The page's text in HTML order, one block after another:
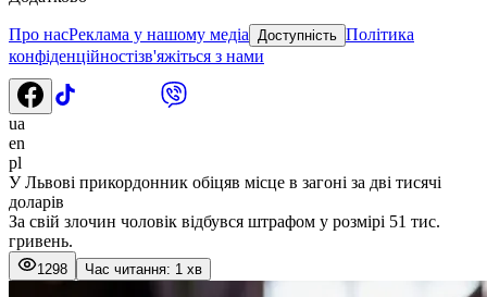
Про насРеклама у нашому медіа Доступність Політика
конфіденційностізв'яжіться з нами
ua
en
pl
У Львові прикордонник обіцяв місце в загоні за дві тисячі
доларів
За свій злочин чоловік відбувся штрафом у розмірі 51 тис.
гривень.
1298 Час читання: 1 хв